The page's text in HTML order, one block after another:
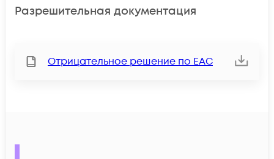
Разрешительная документация
Отрицательное решение по ЕАС